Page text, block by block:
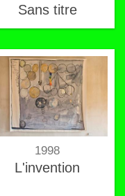
Sans titre
1998
L'invention